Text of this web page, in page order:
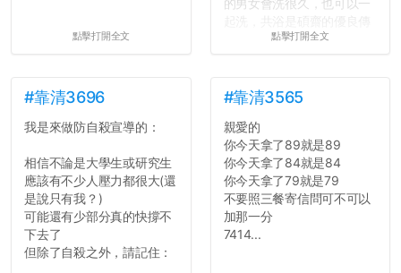
點擊打開全文
舍房間，都歡迎留言讓我知
道...
點擊打開全文
#靠清3696
我是來做防自殺宣導的：
相信不論是大學生或研究生
應該有不少人壓力都很大(還
是說只有我？)
可能還有少部分真的快撐不
下去了
但除了自殺之外，請記住：
#靠清3565
親愛的
你今天拿了89就是89
你今天拿了84就是84
你今天拿了79就是79
不要照三餐寄信問可不可以
加那一分
7414...